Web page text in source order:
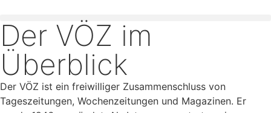
Der VÖZ im
Überblick
Der VÖZ ist ein freiwilliger Zusammenschluss von
Tageszeitungen, Wochenzeitungen und Magazinen. Er